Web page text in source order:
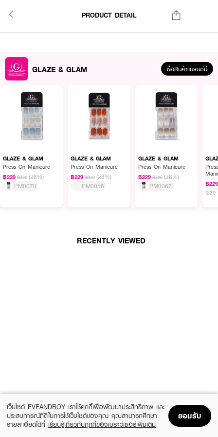
PRODUCT DETAIL
GLAZE & GLAM ซื้อสินค้าแบรนด์นี้
GLAZE & GLAM
Press On Manicure
฿229 ฿320 (28%)
PM0070
GLAZE & GLAM
Press On Manicure
฿229 ฿320 (28%)
PM0056
GLAZE & GLAM
Press On Manicure
฿229 ฿320 (28%)
PM0067
฿229
size
RECENTLY VIEWED
เว็บไซต์ EVEANDBOY เราใช้คุกกี้เพื่อพัฒนาประสิทธิภาพ และ
ประสบการณ์ที่ดีในการใช้เว็บไซต์ของคุณ คุณสามารถศึกษา
รายละเอียดได้ที่ เรียนรู้เกี่ยวกับคุกกี้ของเบราว์เซอร์เพิ่มเติม
ยอมรับ